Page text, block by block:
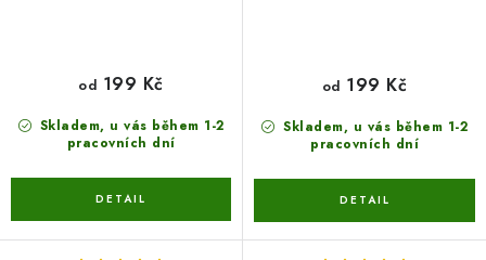
Skladem, u vás během 1-2
pracovních dní
od 199 Kč
Skladem, u vás během 1-2
pracovních dní
od 199 Kč